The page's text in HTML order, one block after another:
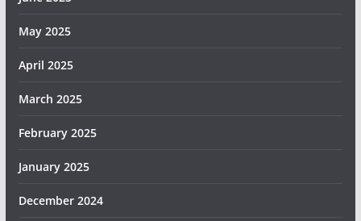
May 2025
April 2025
March 2025
February 2025
January 2025
December 2024